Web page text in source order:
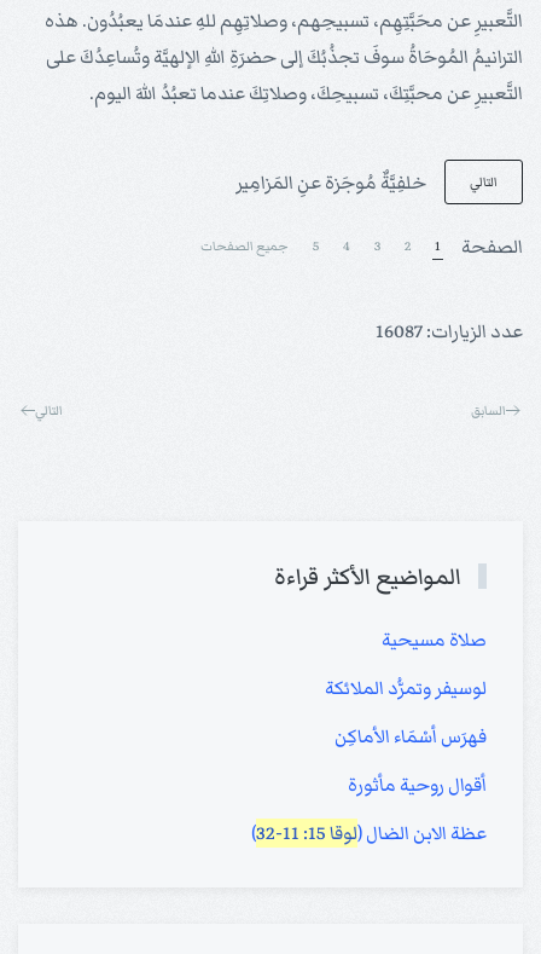
التَّعبيرِ عن محَبَّتِهِم، تسبيحِهم، وصلاتِهِم للهِ عندمَا يعبُدُون. هذه
الترانيمُ المُوحَاةُ سوفَ تجذُبُكَ إلى حضرَةِ اللهِ الإلهيَّة وتُساعِدُكَ على
التَّعبيرِ عن محبَّتِكَ، تسبيحِكَ، وصلاتِكَ عندما تعبُدُ اللهَ اليوم.
التالي خلفِيَّةٌ مُوجَزة عنِ المَزامِير
الصفحة 1
2
3
4
5 جميع الصفحات
عدد الزيارات: 16087
السابق التالي
المواضيع الأكثر قراءة
صلاة مسيحية
لوسيفر وتمرُّد الملائكة
فهرَس أسْمَاء الأماكِن
أقوال روحية مأثورة
عظة الابن الضال (لوقا 15: 11-32 )